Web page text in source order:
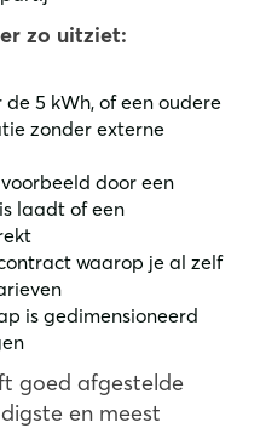
zo uitziet:
5 kWh, of een oudere
zonder externe
door een
laadt of een
waarop je al zelf
is gedimensioneerd
goed afgestelde
en meest